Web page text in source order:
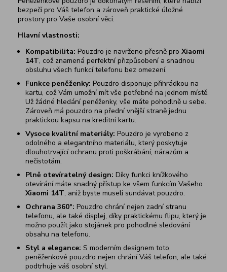
bezpečí pro Váš telefon a zároveň praktické úložné
prostory pro Vaše osobní věci.
Hlavní vlastnosti:
Kompatibilita: Pouzdro je navrženo přesně pro Xiaomi
14T, což znamená perfektní přizpůsobení a snadnou
obsluhu všech funkcí telefonu bez omezení.
Funkce peněženky: Pouzdro disponuje přihrádkou na
kartu, což Vám umožní mít vše potřebné na jednom místě.
Už žádné hledání peněženky, vše máte pohodlně u sebe.
Zároveň má pouzdro na přední vnější straně jednu
praktickou kapsu na kreditní kartu.
Vysoce kvalitní materiály: Pouzdro je vyrobeno z
odolného a elegantního materiálu, který poskytuje
dlouhotrvající ochranu proti poškrábání, nárazům a
nečistotám.
Plně otevíratelný design: Díky funkci knížkového
otevírání máte snadný přístup ke všem funkcím Vašeho
Xiaomi 14T, aniž byste museli sundávat pouzdro.
Ochrana 360°: Pouzdro chrání nejen zadní stranu
telefonu, ale také displej, díky praktickému flipu, který je
možno použít jako stojánek pro pohodlné sledování
obsahu na telefonu.
Styl a elegance: S moderním designem toto
peněženkové pouzdro nejen chrání Váš telefon, ale také
podtrhuje váš osobní styl.